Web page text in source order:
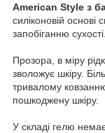
American Style з
силіконовій
запобіганню сухості.
Прозора, в міру
зволожує шкіру.
тривалому
пошкоджену шкіру.
У складі гелю